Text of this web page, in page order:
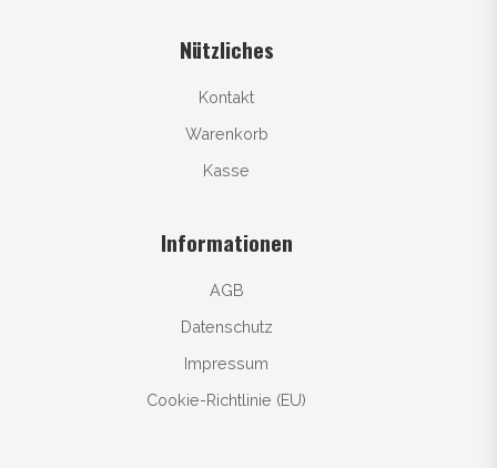
Nützliches
Kontakt
Warenkorb
Kasse
Informationen
AGB
Datenschutz
Impressum
Cookie-Richtlinie (EU)